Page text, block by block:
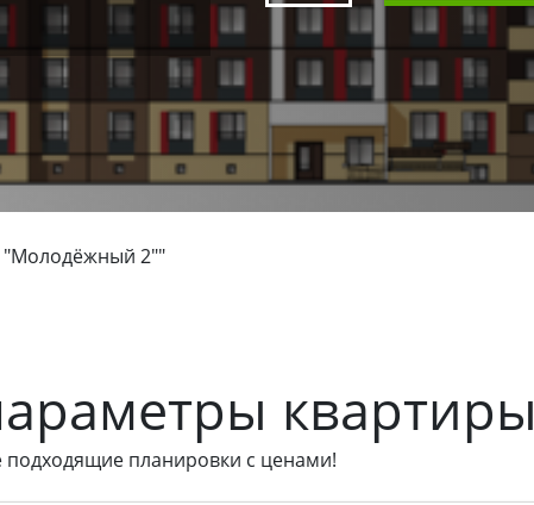
2""
квартиры
подходящие планировки с ценами!